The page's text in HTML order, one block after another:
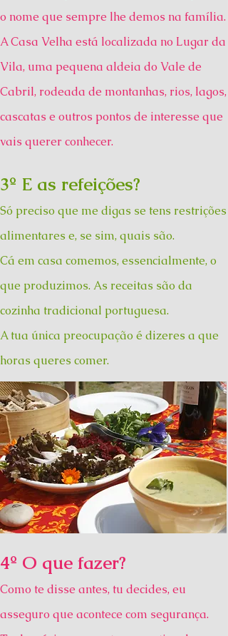
o nome que sempre lhe demos na família.
A Casa Velha está localizada no Lugar da
Vila, uma pequena aldeia do Vale de
Cabril, rodeada de montanhas, rios, lagos,
cascatas e outros pontos de interesse que
vais querer conhecer.
3º E as refeições?
Só preciso que me digas se tens restrições
alimentares e, se sim, quais são.
Cá em casa comemos, essencialmente, o
que produzimos. As receitas são da
cozinha tradicional portuguesa.
A tua única preocupação é dizeres a que
horas queres comer.
4º O que fazer?
Como te disse antes, tu decides, eu
asseguro que acontece com segurança.